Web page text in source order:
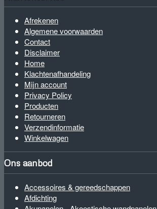
Afrekenen
Algemene voorwaarden
Contact
Disclaimer
Home
Klachtenafhandeling
Mijn account
Privacy Policy
Producten
Retourneren
Verzendinformatie
Winkelwagen
Ons aanbod
Accessoires & gereedschappen
Afdichting